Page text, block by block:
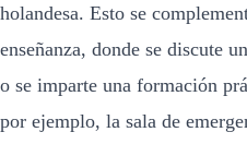
holandesa. Esto se
enseñanza, donde se discute
o se imparte una formación
por ejemplo, la sala de